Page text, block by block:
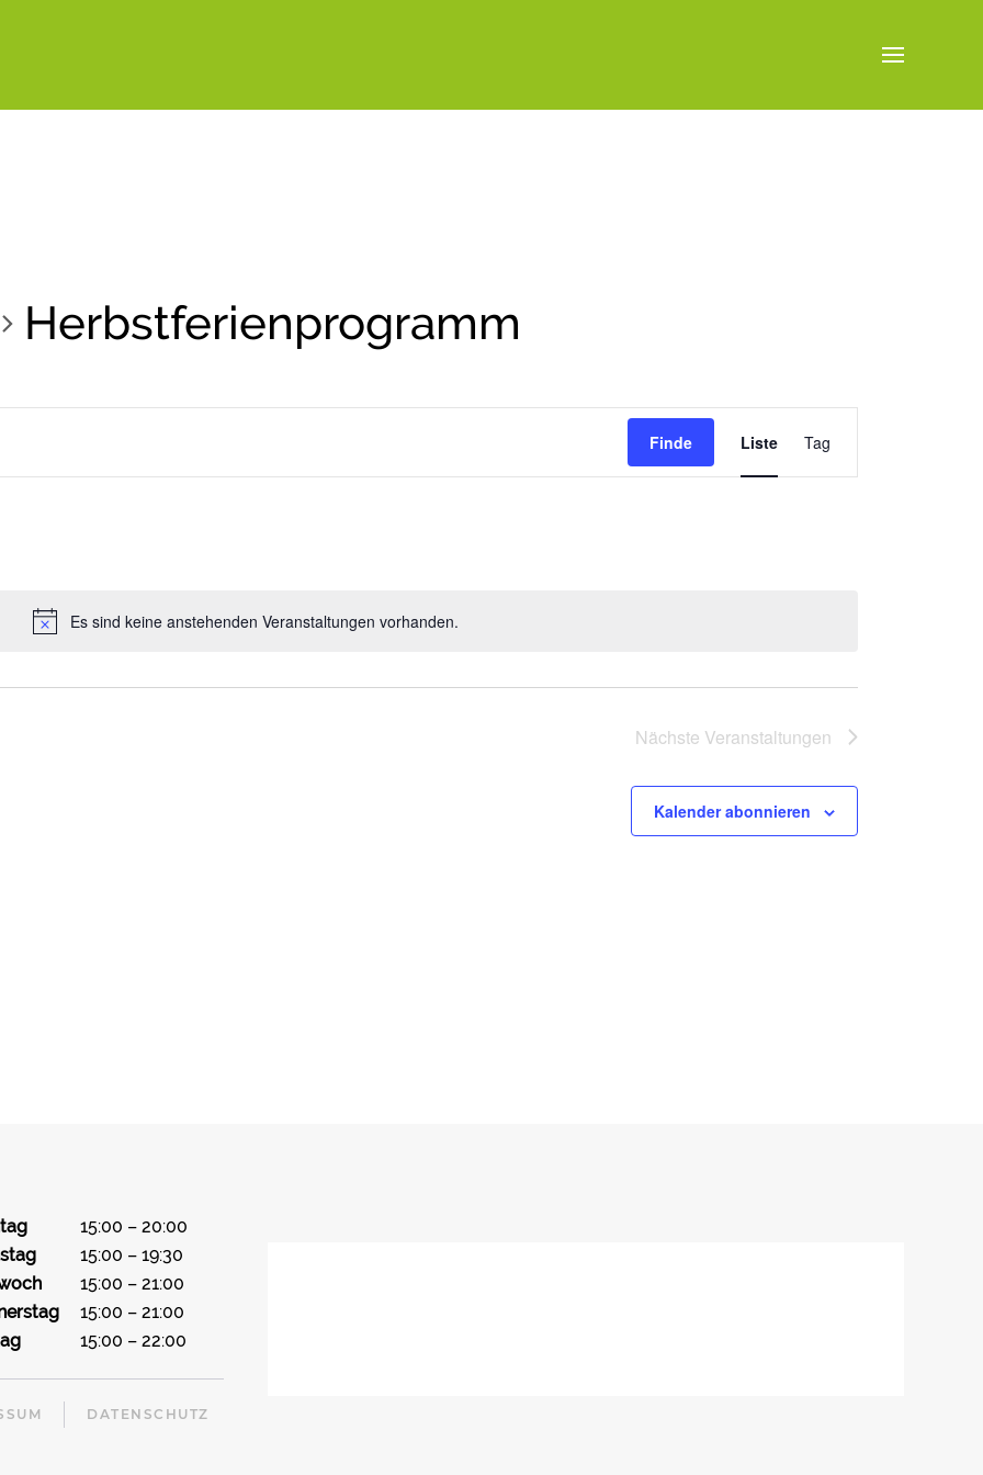
Es sind keine anstehenden Veranstaltungen vorhanden.
Herbstferienprogramm
Finde
ANSICHTEN-
Liste Tag
Nächste Veranstaltungen
Kalender abonnieren
15:00 – 20:00
15:00 – 19:30
15:00 – 21:00
15:00 – 21:00
15:00 – 22:00
DATENSCHUTZ